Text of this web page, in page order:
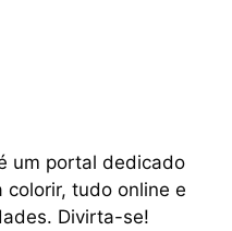
um portal dedicado
colorir, tudo online e
Divirta-se!